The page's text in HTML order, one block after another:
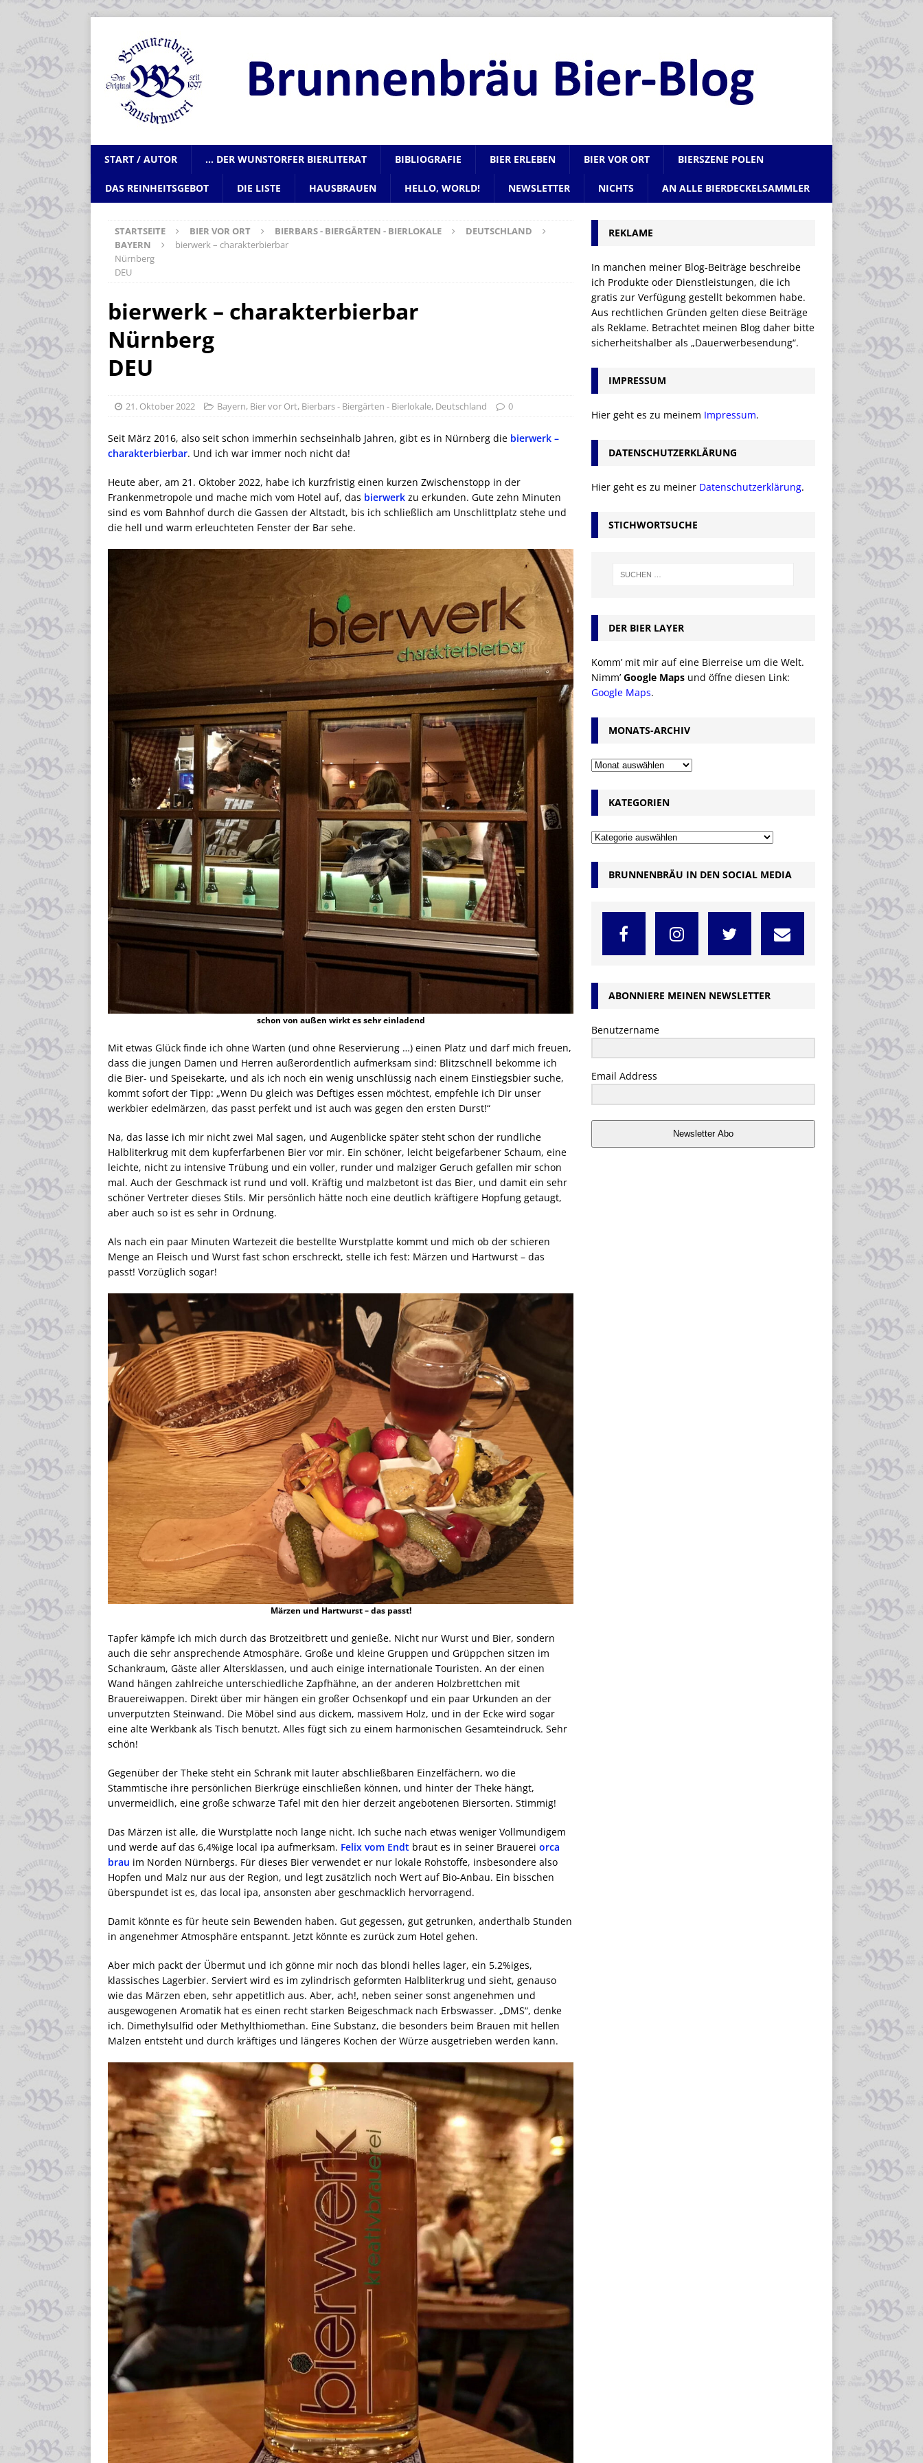
START / AUTOR … DER WUNSTORFER BIERLITERAT BIBLIOGRAFIE BIER ERLEBEN BIER VOR ORT BIERSZENE POLEN
DAS REINHEITSGEBOT DIE LISTE HAUSBRAUEN HELLO, WORLD! NEWSLETTER NICHTS AN ALLE BIERDECKELSAMMLER
STARTSEITE BIER VOR ORT BIERBARS - BIERGÄRTEN - BIERLOKALE
DEUTSCHLAND
BAYERN
bierwerk – charakterbierbar
Nürnberg
DEU
bierwerk – charakterbierbar
Nürnberg
DEU
21. Oktober 2022 Bayern, Bier vor Ort, Bierbars - Biergärten - Bierlokale, Deutschland 0
Seit März 2016, also seit schon immerhin sechseinhalb Jahren, gibt es in Nürnberg die bierwerk –
charakterbierbar. Und ich war immer noch nicht da!
Heute aber, am 21. Oktober 2022, habe ich kurzfristig einen kurzen Zwischenstopp in der
Frankenmetropole und mache mich vom Hotel auf, das bierwerk zu erkunden. Gute zehn Minuten
sind es vom Bahnhof durch die Gassen der Altstadt, bis ich schließlich am Unschlittplatz stehe und
die hell und warm erleuchteten Fenster der Bar sehe.
schon von außen wirkt es sehr einladend
Mit etwas Glück finde ich ohne Warten (und ohne Reservierung …) einen Platz und darf mich freuen,
dass die jungen Damen und Herren außerordentlich aufmerksam sind: Blitzschnell bekomme ich
die Bier- und Speisekarte, und als ich noch ein wenig unschlüssig nach einem Einstiegsbier suche,
kommt sofort der Tipp: „Wenn Du gleich was Deftiges essen möchtest, empfehle ich Dir unser
werkbier edelmärzen, das passt perfekt und ist auch was gegen den ersten Durst!“
Na, das lasse ich mir nicht zwei Mal sagen, und Augenblicke später steht schon der rundliche
Halbliterkrug mit dem kupferfarbenen Bier vor mir. Ein schöner, leicht beigefarbener Schaum, eine
leichte, nicht zu intensive Trübung und ein voller, runder und malziger Geruch gefallen mir schon
mal. Auch der Geschmack ist rund und voll. Kräftig und malzbetont ist das Bier, und damit ein sehr
schöner Vertreter dieses Stils. Mir persönlich hätte noch eine deutlich kräftigere Hopfung getaugt,
aber auch so ist es sehr in Ordnung.
Als nach ein paar Minuten Wartezeit die bestellte Wurstplatte kommt und mich ob der schieren
Menge an Fleisch und Wurst fast schon erschreckt, stelle ich fest: Märzen und Hartwurst – das
passt! Vorzüglich sogar!
Märzen und Hartwurst – das passt!
Tapfer kämpfe ich mich durch das Brotzeitbrett und genieße. Nicht nur Wurst und Bier, sondern
auch die sehr ansprechende Atmosphäre. Große und kleine Gruppen und Grüppchen sitzen im
Schankraum, Gäste aller Altersklassen, und auch einige internationale Touristen. An der einen
Wand hängen zahlreiche unterschiedliche Zapfhähne, an der anderen Holzbrettchen mit
Brauereiwappen. Direkt über mir hängen ein großer Ochsenkopf und ein paar Urkunden an der
unverputzten Steinwand. Die Möbel sind aus dickem, massivem Holz, und in der Ecke wird sogar
eine alte Werkbank als Tisch benutzt. Alles fügt sich zu einem harmonischen Gesamteindruck. Sehr
schön!
Gegenüber der Theke steht ein Schrank mit lauter abschließbaren Einzelfächern, wo die
Stammtische ihre persönlichen Bierkrüge einschließen können, und hinter der Theke hängt,
unvermeidlich, eine große schwarze Tafel mit den hier derzeit angebotenen Biersorten. Stimmig!
Das Märzen ist alle, die Wurstplatte noch lange nicht. Ich suche nach etwas weniger Vollmundigem
und werde auf das 6,4%ige local ipa aufmerksam. Felix vom Endt braut es in seiner Brauerei orca
brau im Norden Nürnbergs. Für dieses Bier verwendet er nur lokale Rohstoffe, insbesondere also
Hopfen und Malz nur aus der Region, und legt zusätzlich noch Wert auf Bio-Anbau. Ein bisschen
überspundet ist es, das local ipa, ansonsten aber geschmacklich hervorragend.
Damit könnte es für heute sein Bewenden haben. Gut gegessen, gut getrunken, anderthalb Stunden
in angenehmer Atmosphäre entspannt. Jetzt könnte es zurück zum Hotel gehen.
Aber mich packt der Übermut und ich gönne mir noch das blondi helles lager, ein 5.2%iges,
klassisches Lagerbier. Serviert wird es im zylindrisch geformten Halbliterkrug und sieht, genauso
wie das Märzen eben, sehr appetitlich aus. Aber, ach!, neben seiner sonst angenehmen und
ausgewogenen Aromatik hat es einen recht starken Beigeschmack nach Erbswasser. „DMS“, denke
ich. Dimethylsulfid oder Methylthiomethan. Eine Substanz, die besonders beim Brauen mit hellen
Malzen entsteht und durch kräftiges und längeres Kochen der Würze ausgetrieben werden kann.
REKLAME
In manchen meiner Blog-Beiträge beschreibe
ich Produkte oder Dienstleistungen, die ich
gratis zur Verfügung gestellt bekommen habe.
Aus rechtlichen Gründen gelten diese Beiträge
als Reklame. Betrachtet meinen Blog daher bitte
sicherheitshalber als „Dauerwerbesendung“.
IMPRESSUM
Hier geht es zu meinem Impressum.
DATENSCHUTZERKLÄRUNG
Hier geht es zu meiner Datenschutzerklärung.
STICHWORTSUCHE
DER BIER LAYER
Komm’ mit mir auf eine Bierreise um die Welt.
Nimm’ Google Maps und öffne diesen Link:
Google Maps.
MONATS-ARCHIV
KATEGORIEN
BRUNNENBRÄU IN DEN SOCIAL MEDIA
ABONNIERE MEINEN NEWSLETTER
Benutzername
Email Address
Newsletter Abo